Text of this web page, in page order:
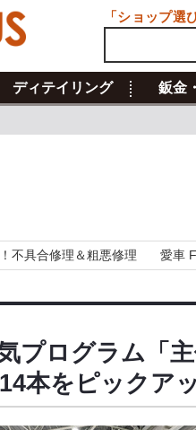
ディテイリング 鈑金
不具合修理＆粗悪修理 愛車
プログラム「
本をピックア
「ショップ選